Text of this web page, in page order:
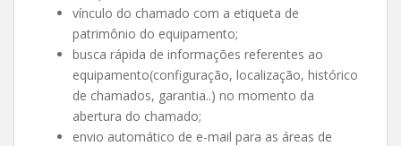
vínculo do chamado com a etiqueta de
patrimônio do equipamento;
busca rápida de informações referentes ao
equipamento(configuração, localização, histórico
de chamados, garantia..) no momento da
abertura do chamado;
envio automático de e-mail para as áreas de